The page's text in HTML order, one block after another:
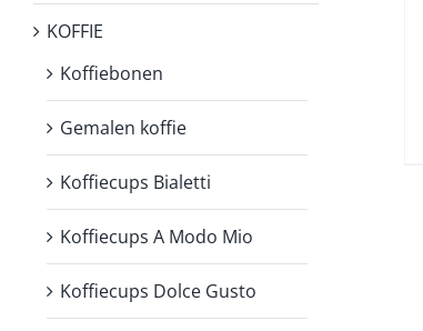
KOFFIE
Koffiebonen
Gemalen koffie
Koffiecups Bialetti
Koffiecups A Modo Mio
Koffiecups Dolce Gusto